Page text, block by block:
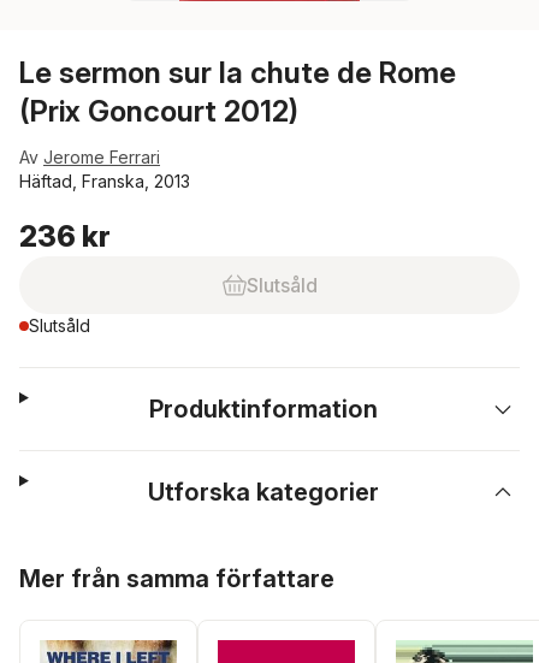
Le sermon sur la chute de Rome
(Prix Goncourt 2012)
Av Jerome Ferrari
Häftad, Franska, 2013
236 kr
Slutsåld
Slutsåld
Produktinformation
Utforska kategorier
Mer från samma författare